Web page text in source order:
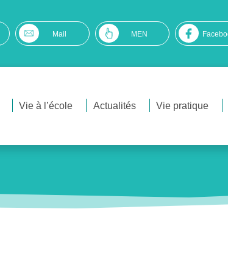
Mail MEN
Vie à l’école Actualités Vie pratique